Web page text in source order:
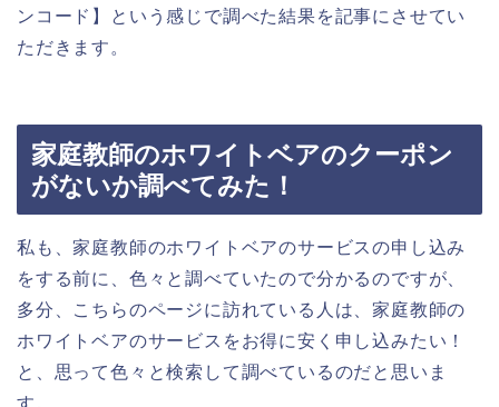
ンコード】という感じで調べた結果を記事にさせてい
ただきます。
家庭教師のホワイトベアのクーポン
がないか調べてみた！
私も、家庭教師のホワイトベアのサービスの申し込み
をする前に、色々と調べていたので分かるのですが、
多分、こちらのページに訪れている人は、家庭教師の
ホワイトベアのサービスをお得に安く申し込みたい！
と、思って色々と検索して調べているのだと思いま
す。